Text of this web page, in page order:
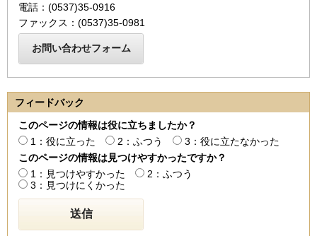
電話：(0537)35-0916
ファックス：(0537)35-0981
フィードバック
このページの情報は役に立ちましたか？
1：役に立った
2：ふつう
3：役に立たなかった
このページの情報は見つけやすかったですか？
1：見つけやすかった
2：ふつう
3：見つけにくかった